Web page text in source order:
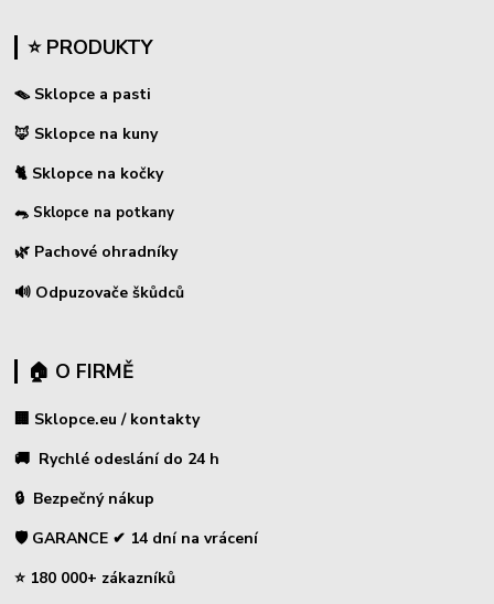
⭐ PRODUKTY
🪤 Sklopce a pasti
🦊 Sklopce na kuny
🐈 Sklopce na kočky
🐀 Sklopce na potkany
🌿 Pachové ohradníky
🔊 Odpuzovače škůdců
🏠 O FIRMĚ
🏢 Sklopce.eu / kontakty
🚚 Rychlé odeslání do 24 h
🔒 Bezpečný nákup
🛡️ GARANCE ✔ 14 dní na vrácení
⭐ 180 000+ zákazníků